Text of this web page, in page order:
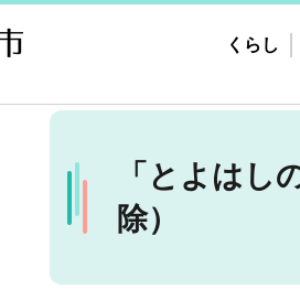
くらし
「とよはし
除）